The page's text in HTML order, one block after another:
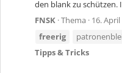
den blank zu schützen.
FNSK Thema 16. April
freerig
patronenblei
Tipps & Tricks